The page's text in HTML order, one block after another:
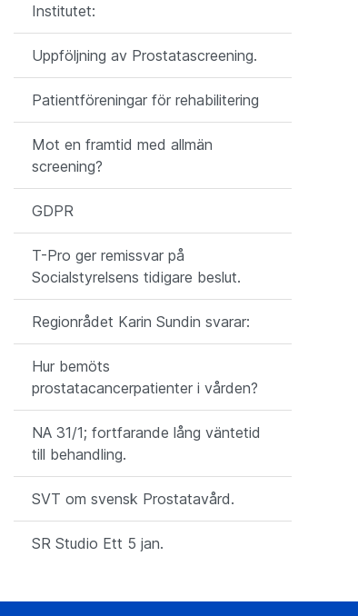
Institutet:
Uppföljning av Prostatascreening.
Patientföreningar för rehabilitering
Mot en framtid med allmän
screening?
GDPR
T-Pro ger remissvar på
Socialstyrelsens tidigare beslut.
Regionrådet Karin Sundin svarar:
Hur bemöts
prostatacancerpatienter i vården?
NA 31/1; fortfarande lång väntetid
till behandling.
SVT om svensk Prostatavård.
SR Studio Ett 5 jan.